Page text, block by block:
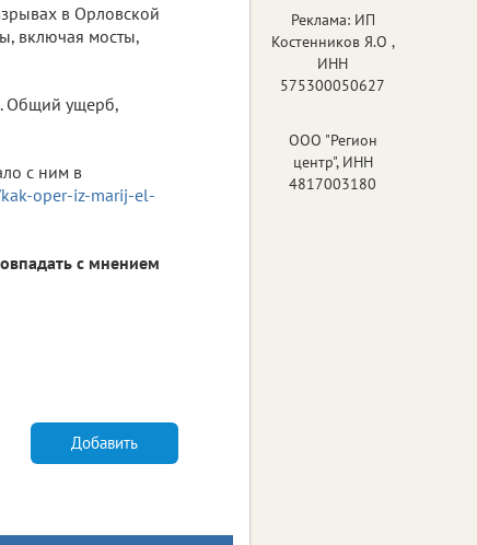
в Орловской
включая мосты,
Общий ущерб,
с ним в
oper-iz-marij-el-
с мнением
Добавить
Реклама: ИП
Костенников Я.О ,
ИНН
575300050627
ООО "Регион
центр", ИНН
4817003180